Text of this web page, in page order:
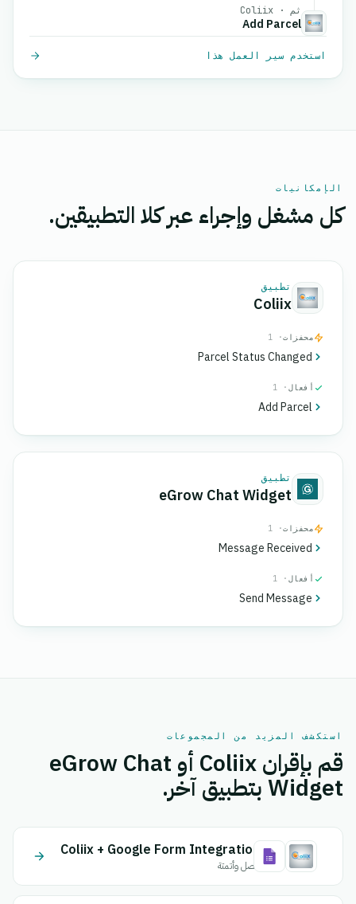
ثم · Coliix
Add Parcel
استخدم سير العمل هذا
الإمكانيات
كل مشغل وإجراء عبر كلا التطبيقين.
تطبيق
Coliix
محفزات· 1
Parcel Status Changed
أفعال · 1
Add Parcel
تطبيق
eGrow Chat Widget
محفزات· 1
Message Received
أفعال · 1
Send Message
استكشف المزيد من المجموعات
قم بإقران Coliix أو eGrow Chat
Widget بتطبيق آخر.
Coliix + Google Form Integration
اتصل وأتمتة